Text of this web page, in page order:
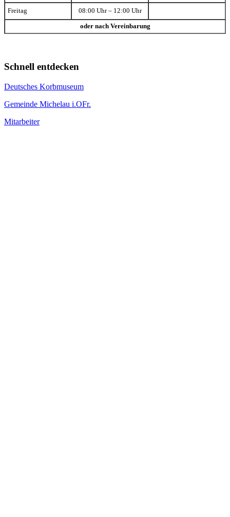
Freitag 08:00 Uhr – 12:00 Uhr
oder nach Vereinbarung
Schnell entdecken
Deutsches Korbmuseum
Gemeinde Michelau i.OFr.
Mitarbeiter